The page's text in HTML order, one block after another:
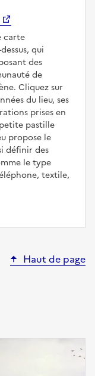
carte
qui
des
de
Cliquez sur
du lieu, ses
prises en
pastille
propose le
définir des
le type
textile,
Haut de page